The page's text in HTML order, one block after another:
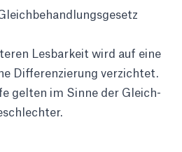
Lesbar­keit wird auf eine
Diffe­ren­zie­rung verzichtet.
gelten im Sinne der Gleich­